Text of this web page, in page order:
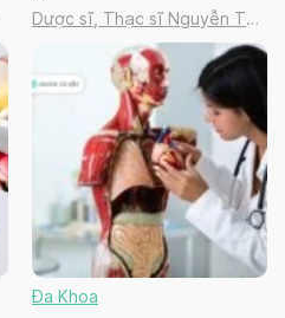
Dược sĩ, Thạc sĩ Nguyễn Thị
Đa Khoa